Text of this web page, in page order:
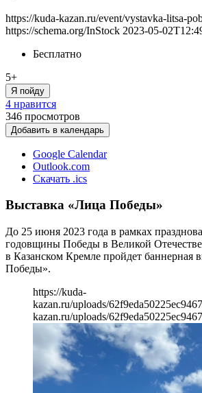
https://kuda-kazan.ru/event/vystavka-litsa-
https://schema.org/InStock 2023-05-
Бесплатно
5+
Я пойду
4 нравится
346 просмотров
Добавить в календарь
Google Calendar
Outlook.com
Скачать .ics
Выставка «Лица Победы»
До 25 июня 2023 года в рамках
годовщины Победы в Великой
в Казанском Кремле пройдет баннерная
Победы».
https://kuda-
kazan.ru/uploads/
kazan.ru/uploads/